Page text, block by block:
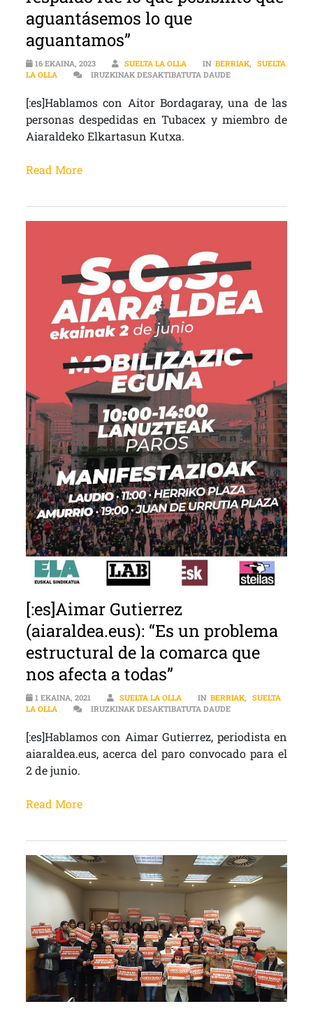
aguantásemos lo que
aguantamos”
16 EKAINA, 2023 SUELTA LA OLLA IN BERRIAK, SUELTA
LA OLLA
IRUZKINAK DESAKTIBATUTA DAUDE[:ES]”EL APOYO DE
[:es]Hablamos con Aitor Bordagaray, una de las
personas despedidas en Tubacex y miembro de
Aiaraldeko Elkartasun Kutxa.
Read More
[:es]Aimar Gutierrez
(aiaraldea.eus): “Es un problema
estructural de la comarca que
nos afecta a todas”
1 EKAINA, 2021 SUELTA LA OLLA IN BERRIAK, SUELTA
LA OLLA
IRUZKINAK DESAKTIBATUTA DAUDE[:ES]AIMAR
[:es]Hablamos con Aimar Gutierrez, periodista en
aiaraldea.eus, acerca del paro convocado para el
2 de junio.
Read More